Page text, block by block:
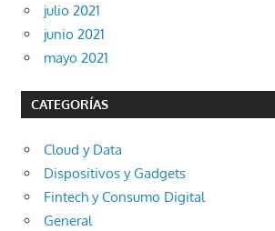
julio 2021
junio 2021
mayo 2021
CATEGORÍAS
Cloud y Data
Dispositivos y Gadgets
Fintech y Consumo Digital
General